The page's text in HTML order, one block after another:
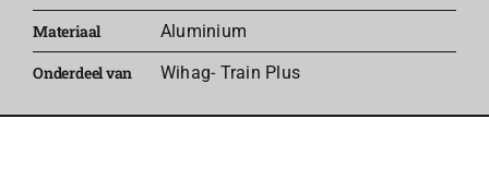
Materiaal
Aluminium
Onderdeel van
Wihag- Train Plus